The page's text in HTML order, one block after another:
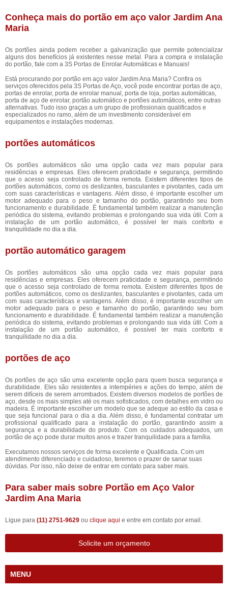
Conheça mais do portão em aço valor Jardim Ana
Maria
Os portões ainda podem receber a galvanização que permite potencializar
alguns dos benefícios já existentes nesse metal. Para a compra e instalação
do portão, fale com a 3S Portas de Enrolar Automáticas e Manuais!
Está procurando por portão em aço valor Jardim Ana Maria? Confira os
serviços oferecidos pela 3S Portas de Aço, você pode encontrar portas de aço,
portas de enrolar, porta de enrolar manual, porta de loja, portas automáticas,
porta de aço de enrolar, portão automático e portões automáticos, entre outras
alternativas. Tudo isso graças a um grupo de profissionais qualificados e
especializados no ramo, além de um investimento considerável em
equipamentos e instalações modernas.
portões automáticos
Os portões automáticos são uma opção cada vez mais popular para
residências e empresas. Eles oferecem praticidade e segurança, permitindo
que o acesso seja controlado de forma remota. Existem diferentes tipos de
portões automáticos, como os deslizantes, basculantes e pivotantes, cada um
com suas características e vantagens. Além disso, é importante escolher um
motor adequado para o peso e tamanho do portão, garantindo seu bom
funcionamento e durabilidade. É fundamental também realizar a manutenção
periódica do sistema, evitando problemas e prolongando sua vida útil. Com a
instalação de um portão automático, é possível ter mais conforto e
tranquilidade no dia a dia.
portão automático garagem
Os portões automáticos são uma opção cada vez mais popular para
residências e empresas. Eles oferecem praticidade e segurança, permitindo
que o acesso seja controlado de forma remota. Existem diferentes tipos de
portões automáticos, como os deslizantes, basculantes e pivotantes, cada um
com suas características e vantagens. Além disso, é importante escolher um
motor adequado para o peso e tamanho do portão, garantindo seu bom
funcionamento e durabilidade. É fundamental também realizar a manutenção
periódica do sistema, evitando problemas e prolongando sua vida útil. Com a
instalação de um portão automático, é possível ter mais conforto e
tranquilidade no dia a dia.
portões de aço
Os portões de aço são uma excelente opção para quem busca segurança e
durabilidade. Eles são resistentes a intempéries e ações do tempo, além de
serem difíceis de serem arrombados. Existem diversos modelos de portões de
aço, desde os mais simples até os mais sofisticados, com detalhes em vidro ou
madeira. É importante escolher um modelo que se adeque ao estilo da casa e
que seja funcional para o dia a dia. Além disso, é fundamental contratar um
profissional qualificado para a instalação do portão, garantindo assim a
segurança e a durabilidade do produto. Com os cuidados adequados, um
portão de aço pode durar muitos anos e trazer tranquilidade para a família.
Executamos nossos serviços de forma excelente e Qualificada. Com um
atendimento diferenciado e cuidadoso, teremos o prazer de sanar suas
dúvidas. Por isso, não deixe de entrar em contato para saber mais.
Para saber mais sobre Portão em Aço Valor
Jardim Ana Maria
Ligue para (11) 2751-9629 ou clique aqui e entre em contato por email.
Solicite um orçamento
MENU